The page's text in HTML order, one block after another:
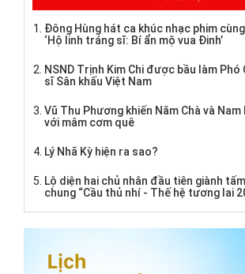
Đông Hùng hát ca khúc nhạc phim
‘Hộ linh tráng sĩ: Bí ẩn mộ vua Đinh’
NSND Trịnh Kim Chi được bầu làm Phó
sĩ Sân khấu Việt Nam
Vũ Thu Phương khiến Năm Chà và
với mâm cơm quê
Lý Nhã Kỳ hiện ra sao?
Lộ diện hai chủ nhân đầu tiên giành
chung “Cầu thủ nhí - Thế hệ tương lai